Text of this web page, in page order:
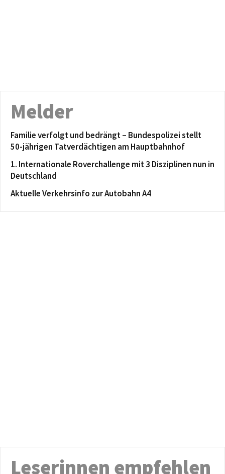
Melder
Familie verfolgt und bedrängt – Bundespolizei stellt
50-jährigen Tatverdächtigen am Hauptbahnhof
1. Internationale Roverchallenge mit 3 Disziplinen nun in
Deutschland
Aktuelle Verkehrsinfo zur Autobahn A4
Leserinnen empfehlen